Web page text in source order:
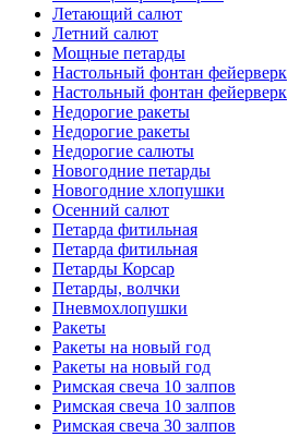
Летающий салют
Летний салют
Мощные петарды
Настольный фонтан фейерверк
Настольный фонтан фейерверк
Недорогие ракеты
Недорогие ракеты
Недорогие салюты
Новогодние петарды
Новогодние хлопушки
Осенний салют
Петарда фитильная
Петарда фитильная
Петарды Корсар
Петарды, волчки
Пневмохлопушки
Ракеты
Ракеты на новый год
Ракеты на новый год
Римская свеча 10 залпов
Римская свеча 10 залпов
Римская свеча 30 залпов